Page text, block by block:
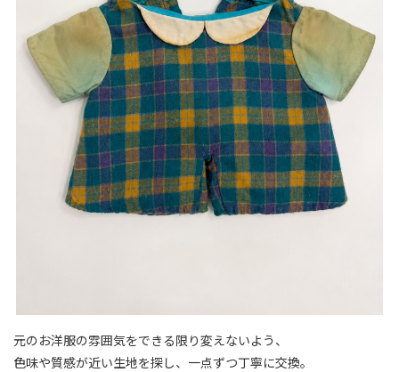
元のお洋服の雰囲気をできる限り変えないよう、
色味や質感が近い生地を探し、一点ずつ丁寧に交換。